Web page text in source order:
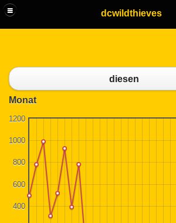
dcwildthieves
diesen
Monat
400
600
800
1000
1200